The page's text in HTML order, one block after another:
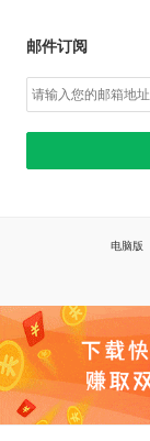
邮件订阅
电脑版